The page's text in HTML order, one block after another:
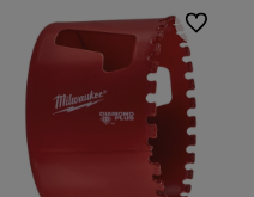
Do